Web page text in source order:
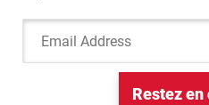
Restez en